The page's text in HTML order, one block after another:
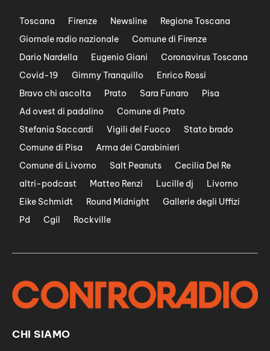
Toscana Firenze Newsline
Regione Toscana
Giornale radio nazionale
Comune di Firenze
Dario Nardella
Eugenio Giani
Coronavirus Toscana
Covid-19
Gimmy Tranquillo
Enrico Rossi
Bravo chi ascolta
Prato Sara Funaro
Pisa
Ad ovest di padalino
Comune di Prato
Stefania Saccardi
Vigili del Fuoco
Stato brado
Comune di Pisa
Arma dei Carabinieri
Comune di Livorno
Salt Peanuts
Cecilia Del Re
altri-podcast
Matteo Renzi Lucille dj
Livorno
Eike Schmidt
Round Midnight
Gallerie degli Uffizi
Pd
Cgil Rockville
CHI SIAMO